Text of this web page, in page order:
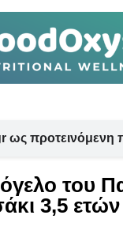
ως προτεινόμενη
του
3,5 ετών